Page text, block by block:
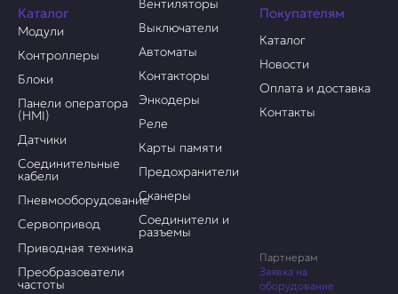
Каталог
Модули
Контроллеры
Блоки
Панели оператора
(HMI)
Датчики
Соединительные
кабели
Пневмооборудование
Сервопривод
Приводная техника
Преобразователи
частоты
Вентиляторы
Выключатели
Автоматы
Контакторы
Энкодеры
Реле
Карты памяти
Предохранители
Сканеры
Соединители и
разъемы
Покупателям
Каталог
Новости
Оплата и доставка
Контакты
Партнерам
Заявка на
оборудование